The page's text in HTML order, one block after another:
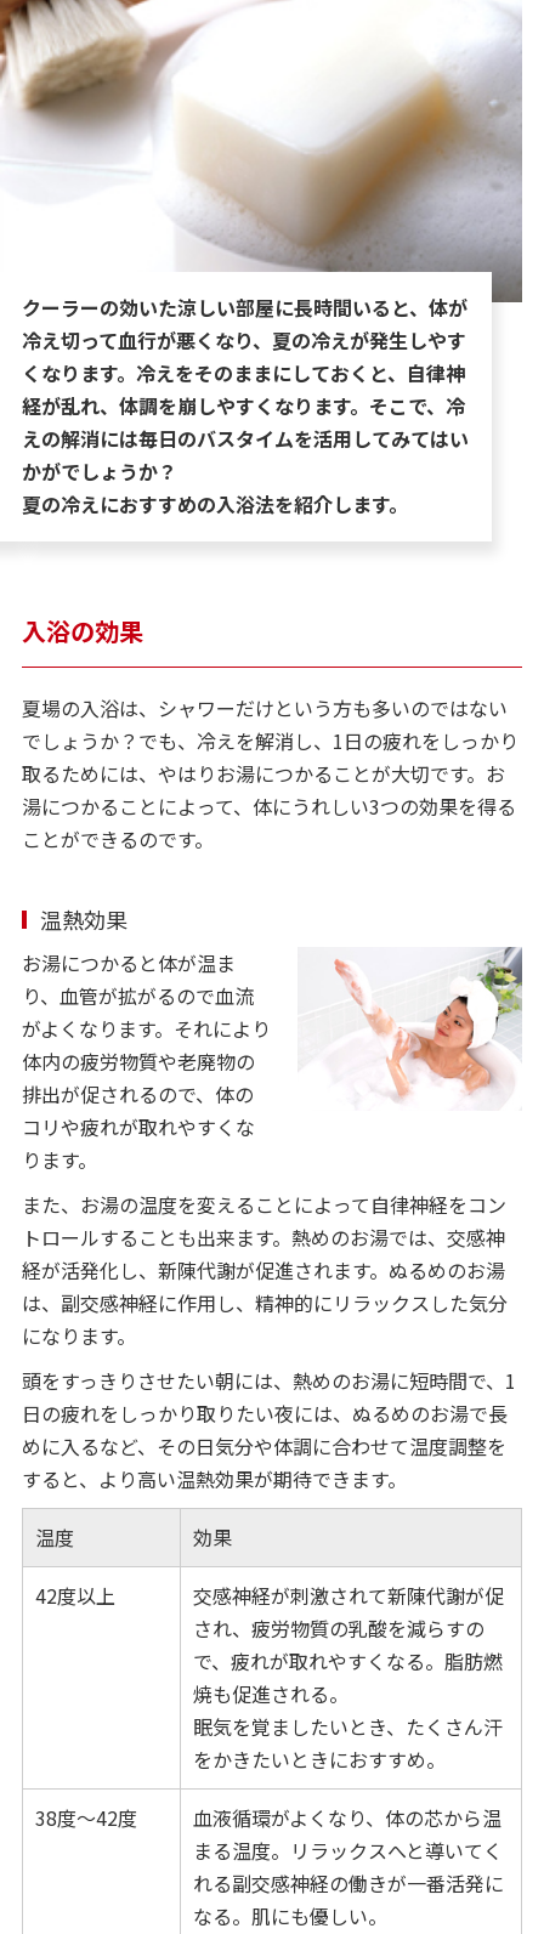
クーラーの効いた涼しい部屋に長時間いると、体が
冷え切って血行が悪くなり、夏の冷えが発生しやす
くなります。冷えをそのままにしておくと、自律神
経が乱れ、体調を崩しやすくなります。そこで、冷
えの解消には毎日のバスタイムを活用してみてはい
かがでしょうか？
夏の冷えにおすすめの入浴法を紹介します。
入浴の効果
夏場の入浴は、シャワーだけという方も多いのではない
でしょうか？でも、冷えを解消し、1日の疲れをしっかり
取るためには、やはりお湯につかることが大切です。お
湯につかることによって、体にうれしい3つの効果を得る
ことができるのです。
温熱効果
お湯につかると体が温ま
り、血管が拡がるので血流
がよくなります。それにより
体内の疲労物質や老廃物の
排出が促されるので、体の
コリや疲れが取れやすくな
ります。
また、お湯の温度を変えることによって自律神経をコン
トロールすることも出来ます。熱めのお湯では、交感神
経が活発化し、新陳代謝が促進されます。ぬるめのお湯
は、副交感神経に作用し、精神的にリラックスした気分
になります。
頭をすっきりさせたい朝には、熱めのお湯に短時間で、1
日の疲れをしっかり取りたい夜には、ぬるめのお湯で長
めに入るなど、その日気分や体調に合わせて温度調整を
すると、より高い温熱効果が期待できます。
温度
効果
42度以上
交感神経が刺激されて新陳代謝が促
され、疲労物質の乳酸を減らすの
で、疲れが取れやすくなる。脂肪燃
焼も促進される。
眠気を覚ましたいとき、たくさん汗
をかきたいときにおすすめ。
38度～42度
血液循環がよくなり、体の芯から温
まる温度。リラックスへと導いてく
れる副交感神経の働きが一番活発に
なる。肌にも優しい。